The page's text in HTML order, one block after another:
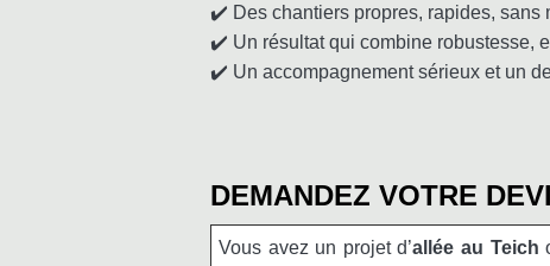
✔️ Des chantiers propres, rapides, sans
✔️ Un résultat qui combine robustesse,
✔️ Un accompagnement sérieux et un
DEMANDEZ VOTRE
Vous avez un projet d’allée au Teich